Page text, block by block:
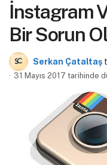
İnstagram
Bir Sorun
Serkan Çataltaş
31 Mayıs 2017 tarihinde